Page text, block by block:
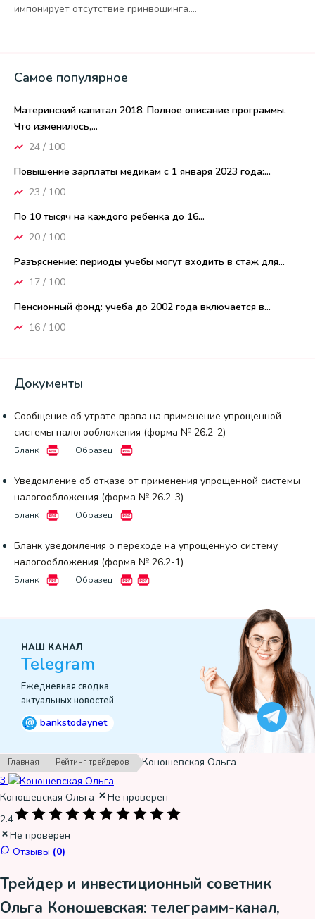
импонирует отсутствие гринвошинга....
Самое популярное
Материнский капитал 2018. Полное описание программы.
Что изменилось,...
24 / 100
Повышение зарплаты медикам с 1 января 2023 года:...
23 / 100
По 10 тысяч на каждого ребенка до 16...
20 / 100
Разъяснение: периоды учебы могут входить в стаж для...
17 / 100
Пенсионный фонд: учеба до 2002 года включается в...
16 / 100
Документы
Сообщение об утрате права на применение упрощенной
системы налогообложения (форма № 26.2-2)
Бланк Образец
Уведомление об отказе от применения упрощенной системы
налогообложения (форма № 26.2-3)
Бланк Образец
Бланк уведомления о переходе на упрощенную систему
налогообложения (форма № 26.2-1)
Бланк Образец
НАШ КАНАЛ
Telegram
Ежедневная сводка
актуальных новостей
@ bankstodaynet
Главная Рейтинг трейдеров ›Коношевская Ольга
3
Коношевская Ольга
Не проверен
2.4
Не проверен
Отзывы (0)
Трейдер и инвестиционный советник
Ольга Коношевская: телеграмм-канал,